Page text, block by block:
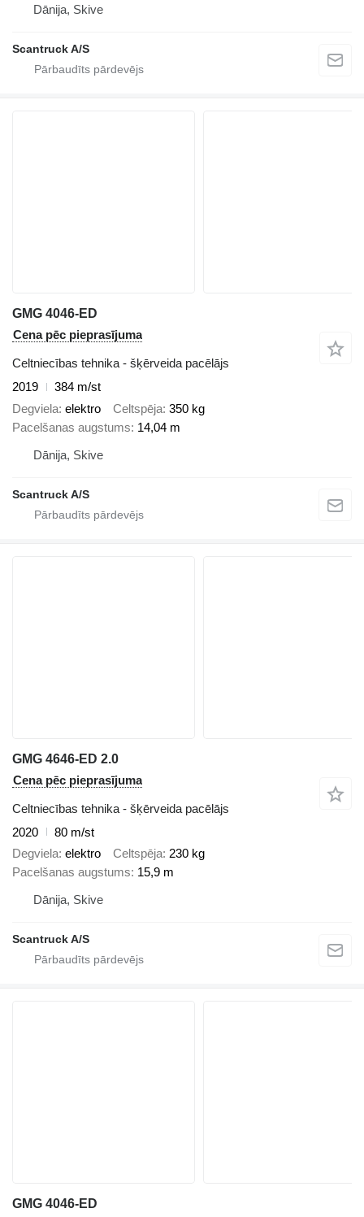
Dānija, Skive
Scantruck A/S
GMG 4046-ED
Cena pēc pieprasījuma
Celtniecības tehnika - šķērveida pacēlājs
2019
384 m/st
Degviela elektro Celtspēja 350 kg
Pacelšanas augstums 14,04 m
Dānija, Skive
Scantruck A/S
GMG 4646-ED 2.0
Cena pēc pieprasījuma
Celtniecības tehnika - šķērveida pacēlājs
2020
80 m/st
Degviela elektro Celtspēja 230 kg
Pacelšanas augstums 15,9 m
Dānija, Skive
Scantruck A/S
GMG 4046-ED